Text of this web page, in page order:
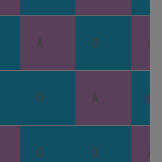
A O A
O A O
O O A